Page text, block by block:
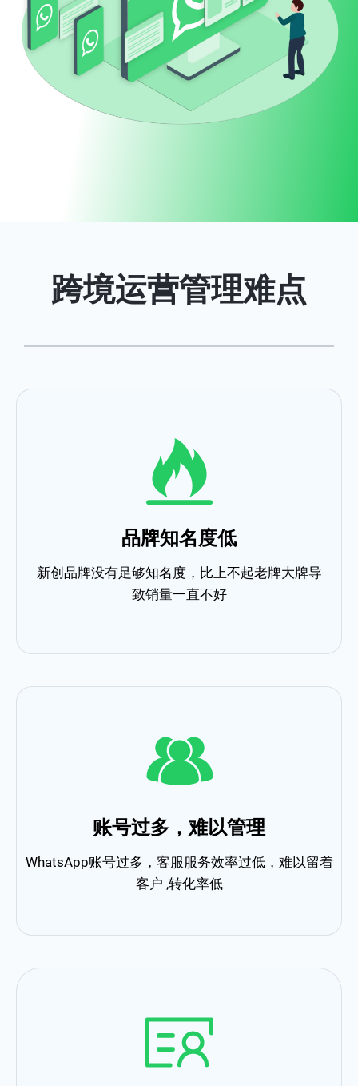
>
跨境运营管理难点
品牌知名度低
新创品牌没有足够知名度，比上不起老牌大牌导
致销量一直不好
账号过多，难以管理
WhatsApp账号过多，客服服务效率过低，难以留着
客户 ,转化率低